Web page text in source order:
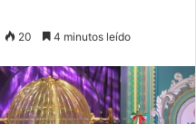
20 4 minutos leído